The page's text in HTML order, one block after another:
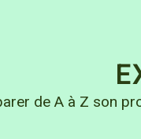
de A à Z son